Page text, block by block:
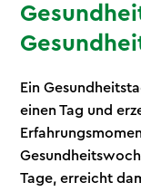
Ein
einen Tag und
Tage, erreicht